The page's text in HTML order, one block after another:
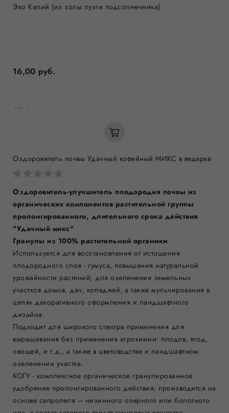
Эко Калий (из золы лузги подсолнечника)
16,00 руб.
Оздоровитель почвы Удачный кофейный МИКС в ведерке
Оздоровитель-улучшитель плодородия почвы из
органических компонентов растительной группы
пролонгированного, длительного срока действия
"Удачный микс"
Гранулы из 100% растительной органики
Используется для восстановления от истощения
плодородного слоя - гумуса, повышения натуральной
урожайности растений, для озеленения земельных
участков домов, дач, коттеджей, а также мульчирования в
целях декоративного оформления и ландшафтного
дизайна.
Подходит для широкого спектра применения для
выращивания без применения агрохимии: плодов, ягод,
овощей, и т.д., а также в цветоводстве и ландшафтном
озеленении участка.
КОГУ - комплексное органическое гранулированное
удобрение пролонгированного действия, производится на
основе сапропеля – низинного озерного или болотного